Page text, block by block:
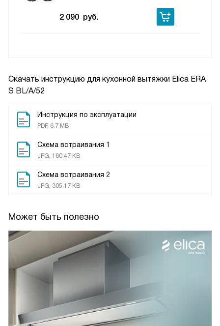
Скачать инструкцию для кухонной вытяжки Elica ERA
S BL/A/52
Инструкция по эксплуатации
PDF, 6.7 MB
Схема встраивания 1
JPG, 180.47 KB
Схема встраивания 2
JPG, 305.17 KB
Может быть полезно
2 090 руб.